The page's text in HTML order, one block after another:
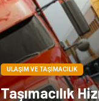
ULAŞIM VE TAŞIMACILIK
Taşımacılık